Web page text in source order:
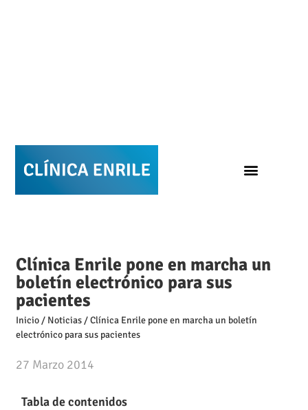
Clínica Enrile pone en marcha un
boletín electrónico para sus
pacientes
Inicio / Noticias /Clínica Enrile pone en marcha un boletín
electrónico para sus pacientes
27 Marzo 2014
Tabla de contenidos